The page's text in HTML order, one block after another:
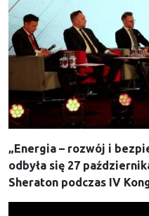
„Energia – rozwój i
odbyła się 27
Sheraton podczas IV